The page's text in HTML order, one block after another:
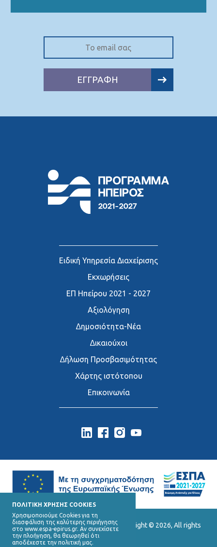
ΠΟΛΙΤΙΚΗ ΧΡΗΣΗΣ COOKIES
Χρησιμοποιούμε Cookies για τη
διασφάλιση της καλύτερης περιήγησης
στο www.espa-epirus.gr. Αν συνεχίσετε
την πλοήγηση, θα θεωρηθεί ότι
αποδέχεστε την πολιτική μας.
ΕΓΓΡΑΦΗ
Ειδική Υπηρεσία Διαχείρισης
Εκχωρήσεις
ΕΠ Ηπείρου 2021 - 2027
Αξιολόγηση
∆ημοσιότητα-Νέα
∆ικαιούχοι
∆ήλωση Προσβασιμότητας
Χάρτης ιστότοπου
Επικοινωνία
Ε.Υ.Δ. Προγράμματος «Ήπειρος», Copyright © 2026, All rights
reserved.